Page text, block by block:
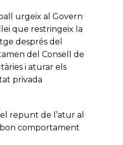
urgeix al Govern
que restringeix la
després del
del Consell de
i aturar els
privada
repunt de l’atur al
comportament